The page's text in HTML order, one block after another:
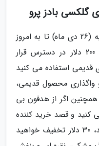
گلکسی بادز پرو
گلکسی بادز پرو از تاریخ 15 ژانویه (26 دی ماه) تا به امروز
در بازارهای مختلف و با قیمت 200 دلار در دسترس قرار
قدیمی استفاده می کنید
تخفیف 50 دلاری و واگذاری محصول قدیمی،
همچنین اگر از هدفون بی
کنید و قصد خرید کننده
کوچک سامسونگ را داشته باشید، 30 دلار تخفیف خواهید